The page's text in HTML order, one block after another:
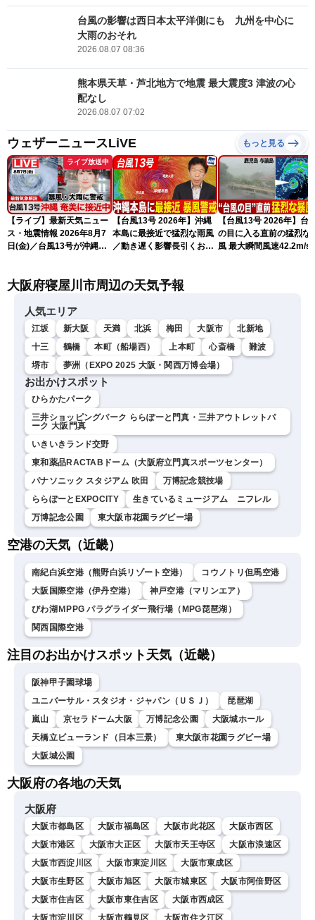
台風の影響は西日本太平洋側にも 九州を中心に
大雨のおそれ
2026.08.07 08:36
熊本県天草・芦北地方で地震 最大震度3 津波の心
配なし
2026.08.07 07:02
ウェザーニュースLiVE もっと見る
ライブ放送中
【ライブ】最新天気ニュー
ス・地震情報 2026年8月7
日(金)／台風13号が沖縄・
ュースLiVEコーヒータイ
【台風13号 2026年】沖縄
本島に最接近で猛烈な雨風
／動き遅く影響長引くおそ
【台風13号 2026年】台
の目に入る直前の猛烈な
風 最大瞬間風速42.2m/s
大阪府寝屋川市周辺の天気予報
人気エリア
江坂 新大阪 天満 北浜 梅田 大阪市
北新地
十三
鶴橋 本町（船場西） 上本町 心斎橋
難波
堺市
夢洲（EXPO 2025 大阪・関西万博会場）
お出かけスポット
ひらかたパーク
三井ショッピングパーク ららぽーと門真・三井アウトレットパ
ーク 大阪門真
いきいきランド交野
東和薬品RACTABドーム（大阪府立門真スポーツセンター）
パナソニック スタジアム 吹田
万博記念競技場
ららぽーとEXPOCITY
生きているミュージアム ニフレル
万博記念公園
東大阪市花園ラグビー場
空港の天気（近畿）
南紀白浜空港（熊野白浜リゾート空港）
コウノトリ但馬空港
大阪国際空港（伊丹空港）
神戸空港（マリンエア）
びわ湖ＭPPG パラグライダー飛行場（MPG琵琶湖）
関西国際空港
注目のお出かけスポット天気（近畿）
阪神甲子園球場
ユニバーサル・スタジオ・ジャパン（ＵＳＪ）
琵琶湖
嵐山
京セラドーム大阪 万博記念公園
大阪城ホール
天橋立ビューランド（日本三景）
東大阪市花園ラグビー場
大阪城公園
大阪府の各地の天気
大阪府
大阪市都島区 大阪市福島区 大阪市此花区
大阪市西区
大阪市港区
大阪市大正区 大阪市天王寺区
大阪市浪速区
大阪市西淀川区
大阪市東淀川区
大阪市東成区
大阪市生野区
大阪市旭区 大阪市城東区
大阪市阿倍野区
大阪市住吉区
大阪市東住吉区
大阪市西成区